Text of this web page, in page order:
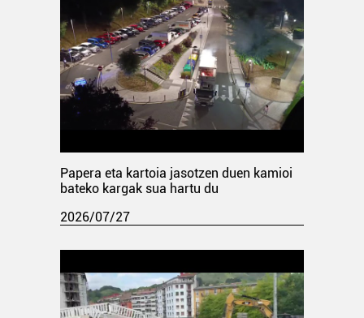
Papera eta kartoia jasotzen duen kamioi
bateko kargak sua hartu du
2026/07/27